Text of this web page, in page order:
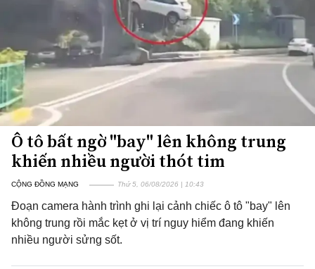
Ô tô bất ngờ "bay" lên không trung
khiến nhiều người thót tim
CỘNG ĐỒNG MẠNG Thứ 5, 06/08/2026 | 10:43
Đoạn camera hành trình ghi lại cảnh chiếc ô tô "bay" lên
không trung rồi mắc kẹt ở vị trí nguy hiểm đang khiến
nhiều người sửng sốt.